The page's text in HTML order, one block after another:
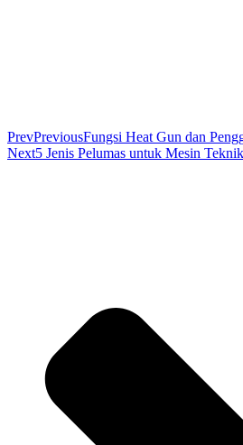
PrevPreviousFungsi Heat Gun dan
Next5 Jenis Pelumas untuk Mesin